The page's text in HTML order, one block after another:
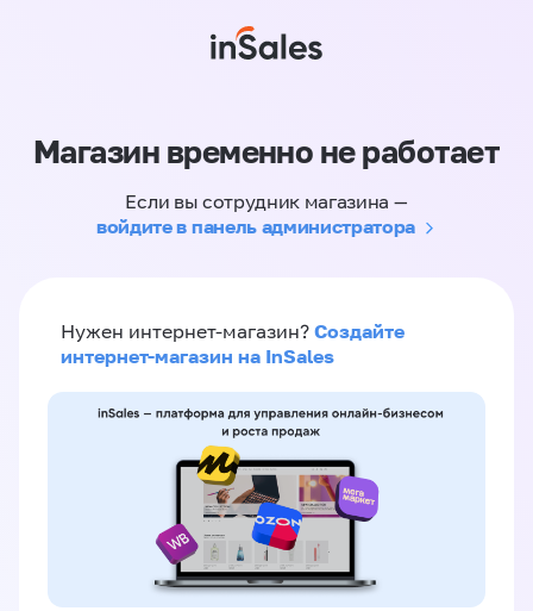
Магазин временно не работает
Если вы сотрудник магазина —
войдите в панель администратора
Нужен интернет-магазин? Создайте
интернет-магазин на InSales